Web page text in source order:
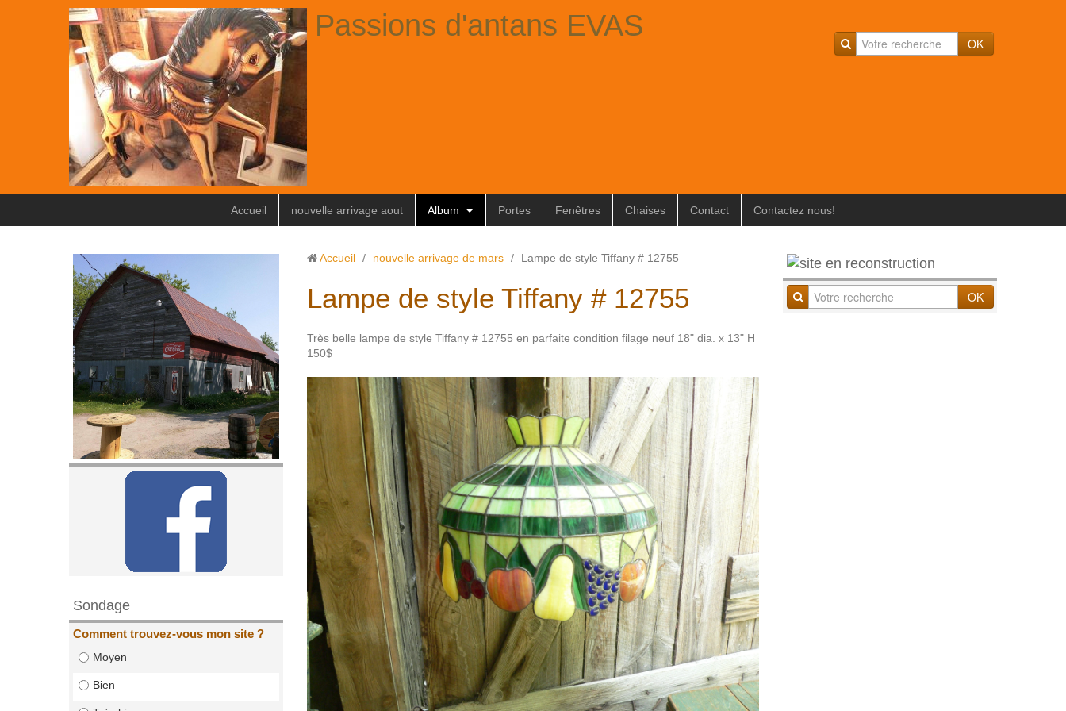
OK
Passions d'antans EVAS
Accueil nouvelle arrivage aout Album Portes Fenêtres Chaises Contact Contactez nous!
Sondage
Comment trouvez-vous mon site ?
Moyen
Bien
Accueil / nouvelle arrivage de mars / Lampe de style Tiffany # 12755
Lampe de style Tiffany # 12755
Très belle lampe de style Tiffany # 12755 en parfaite condition filage neuf 18" dia. x 13" H
150$
OK